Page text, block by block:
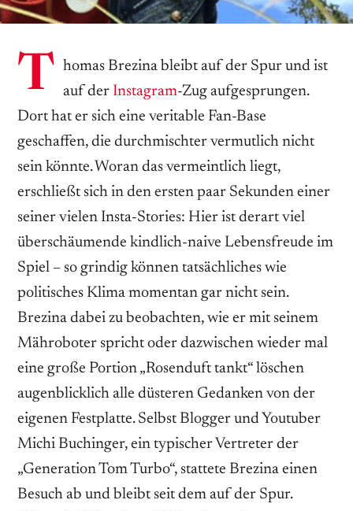
T homas Brezina bleibt auf der Spur und ist
auf der Instagram-Zug aufgesprungen.
Dort hat er sich eine veritable Fan-Base
geschaffen, die durchmischter vermutlich nicht
sein könnte. Woran das vermeintlich liegt,
erschließt sich in den ersten paar Sekunden einer
seiner vielen Insta-Stories: Hier ist derart viel
überschäumende kindlich-naive Lebensfreude im
Spiel – so grindig können tatsächliches wie
politisches Klima momentan gar nicht sein.
Brezina dabei zu beobachten, wie er mit seinem
Mähroboter spricht oder dazwischen wieder mal
eine große Portion „Rosenduft tankt“ löschen
augenblicklich alle düsteren Gedanken von der
eigenen Festplatte. Selbst Blogger und Youtuber
Michi Buchinger, ein typischer Vertreter der
„Generation Tom Turbo“, stattete Brezina einen
Besuch ab und bleibt seit dem auf der Spur.